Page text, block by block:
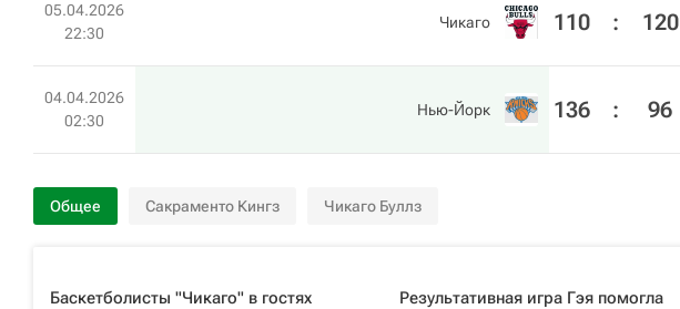
05.04.2026
22:30
Чикаго 110 : 120
04.04.2026
02:30
Нью-Йорк 136 : 96
Общее Сакраменто Кингз Чикаго Буллз
Баскетболисты "Чикаго" в гостях
Результативная игра Гэя помогла